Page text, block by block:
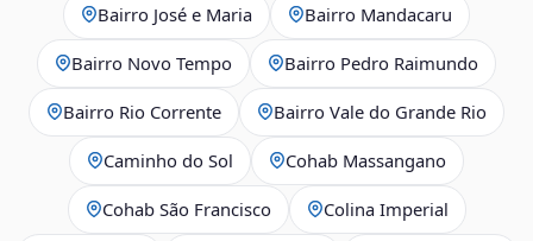
Bairro José e Maria Bairro Mandacaru
Bairro Novo Tempo Bairro Pedro Raimundo
Bairro Rio Corrente Bairro Vale do Grande Rio
Caminho do Sol Cohab Massangano
Cohab São Francisco Colina Imperial